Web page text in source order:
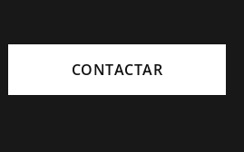
CONTACTAR